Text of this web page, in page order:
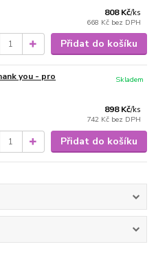
808 Kč/ks
668 Kč bez DPH
Přidat do košíku
you - pro
898 Kč/ks
742 Kč bez DPH
Skladem
Přidat do košíku